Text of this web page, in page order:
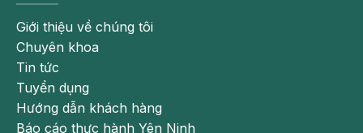
Giới thiệu về chúng tôi
Chuyên khoa
Tin tức
Tuyển dụng
Hướng dẫn khách hàng
Báo cáo thực hành Yên Ninh